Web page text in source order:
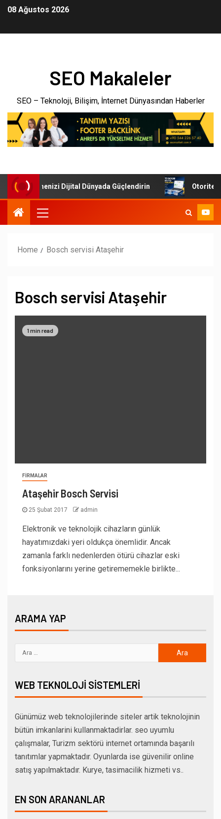
08 Ağustos 2026
SEO Makaleler
SEO – Teknoloji, Bilişim, İnternet Dünyasından Haberler
İşletmenizi Dijital Dünyada Güçlendirin Otoriter
Home Bosch servisi Ataşehir
Bosch servisi Ataşehir
1 min read
FIRMALAR
Ataşehir Bosch Servisi
25 Şubat 2017 admin
Elektronik ve teknolojik cihazların günlük
hayatımızdaki yeri oldukça önemlidir. Ancak
zamanla farklı nedenlerden ötürü cihazlar eski
fonksiyonlarını yerine getirememekle birlikte...
ARAMA YAP
WEB TEKNOLOJI SISTEMLERI
Günümüz web teknolojilerinde siteler artik teknolojinin
bütün imkanlarini kullanmaktadirlar. seo uyumlu
çalışmalar, Turizm sektörü internet ortamında başarılı
tanıtımlar yapmaktadır. Oyunlarda ise güvenilir online
satış yapılmaktadır. Kurye, tasimacilik hizmeti vs..
EN SON ARANANLAR